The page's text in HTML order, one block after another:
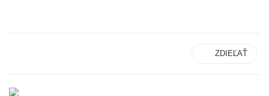
ZDIEĽAŤ